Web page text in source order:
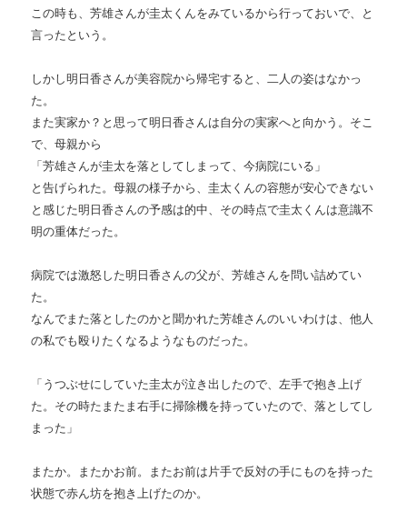
この時も、芳雄さんが圭太くんをみているから行っておいで、と
言ったという。
しかし明日香さんが美容院から帰宅すると、二人の姿はなかっ
た。
また実家か？と思って明日香さんは自分の実家へと向かう。そこ
で、母親から
「芳雄さんが圭太を落としてしまって、今病院にいる」
と告げられた。母親の様子から、圭太くんの容態が安心できない
と感じた明日香さんの予感は的中、その時点で圭太くんは意識不
明の重体だった。
病院では激怒した明日香さんの父が、芳雄さんを問い詰めてい
た。
なんでまた落としたのかと聞かれた芳雄さんのいいわけは、他人
の私でも殴りたくなるようなものだった。
「うつぶせにしていた圭太が泣き出したので、左手で抱き上げ
た。その時たまたま右手に掃除機を持っていたので、落としてし
まった」
またか。またかお前。またお前は片手で反対の手にものを持った
状態で赤ん坊を抱き上げたのか。